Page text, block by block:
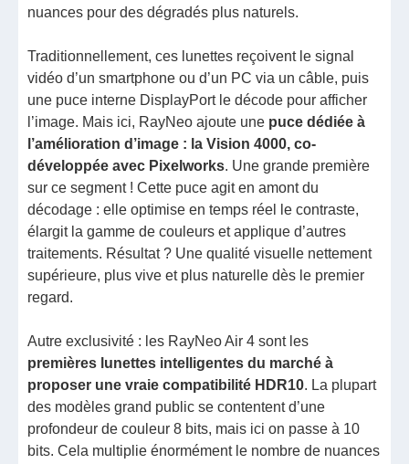
nuances pour des dégradés plus naturels.
Traditionnellement, ces lunettes reçoivent le signal
vidéo d’un smartphone ou d’un PC via un câble, puis
une puce interne DisplayPort le décode pour afficher
l’image. Mais ici, RayNeo ajoute une puce dédiée à
l’amélioration d’image : la Vision 4000, co-
développée avec Pixelworks. Une grande première
sur ce segment ! Cette puce agit en amont du
décodage : elle optimise en temps réel le contraste,
élargit la gamme de couleurs et applique d’autres
traitements. Résultat ? Une qualité visuelle nettement
supérieure, plus vive et plus naturelle dès le premier
regard.
Autre exclusivité : les RayNeo Air 4 sont les
premières lunettes intelligentes du marché à
proposer une vraie compatibilité HDR10. La plupart
des modèles grand public se contentent d’une
profondeur de couleur 8 bits, mais ici on passe à 10
bits. Cela multiplie énormément le nombre de nuances